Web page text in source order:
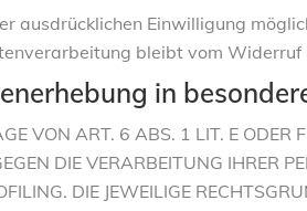
ausdrücklichen Einwilligung
bleibt vom Widerruf
in
VON ART. 6 ABS. 1 LIT. E ODER
DIE VERARBEITUNG IHRER
DIE JEWEILIGE